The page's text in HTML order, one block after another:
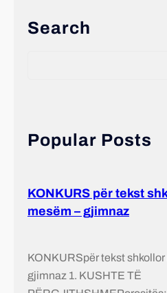
Search
Popular Posts
KONKURS për tekst
mesëm – gjimnaz
KONKURSpër tekst
gjimnaz 1. KUSHTE TË